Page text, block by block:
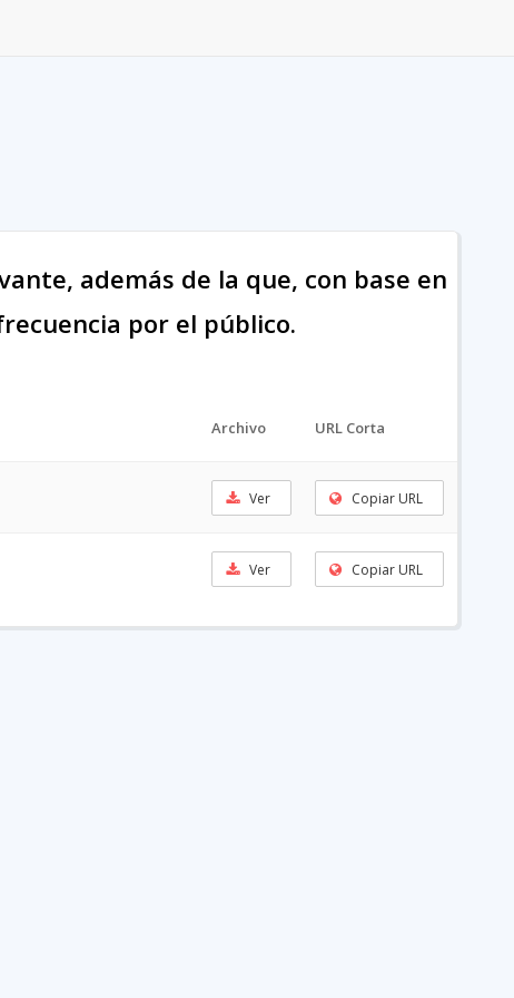
además de la que, con base en
por el público.
Archivo URL Corta
Ver Copiar URL
Ver Copiar URL